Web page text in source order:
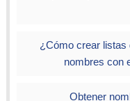
¿Cómo crear listas
nombres con
Obtener